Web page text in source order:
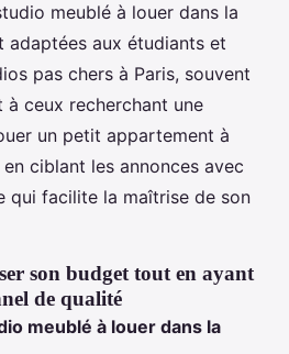
meublé à louer dans la
adaptées aux étudiants et
pas chers à Paris, souvent
à ceux recherchant une
un petit appartement à
ciblant les annonces avec
qui facilite la maîtrise de son
son budget tout en ayant
de qualité
meublé à louer dans la